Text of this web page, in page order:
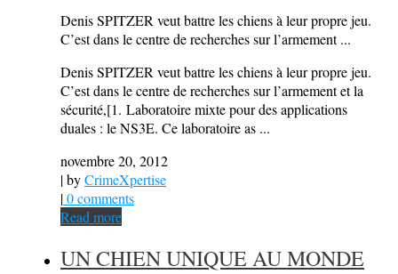
Denis SPITZER veut battre les chiens à leur propre jeu.
C’est dans le centre de recherches sur l’armement ...
Denis SPITZER veut battre les chiens à leur propre jeu.
C’est dans le centre de recherches sur l’armement et la
sécurité,[1. Laboratoire mixte pour des applications
duales : le NS3E. Ce laboratoire as ...
novembre 20, 2012
| byCrimeXpertise
|0 comments
Read more
UN CHIEN UNIQUE AU MONDE